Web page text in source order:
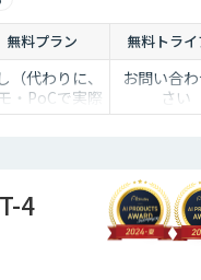
無料プラン 無料トラ
（代わりに、
・PoCで実際
果を体験いた
お問い合
さい
4